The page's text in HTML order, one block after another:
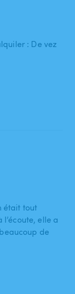
: De vez
était tout
elle a
de